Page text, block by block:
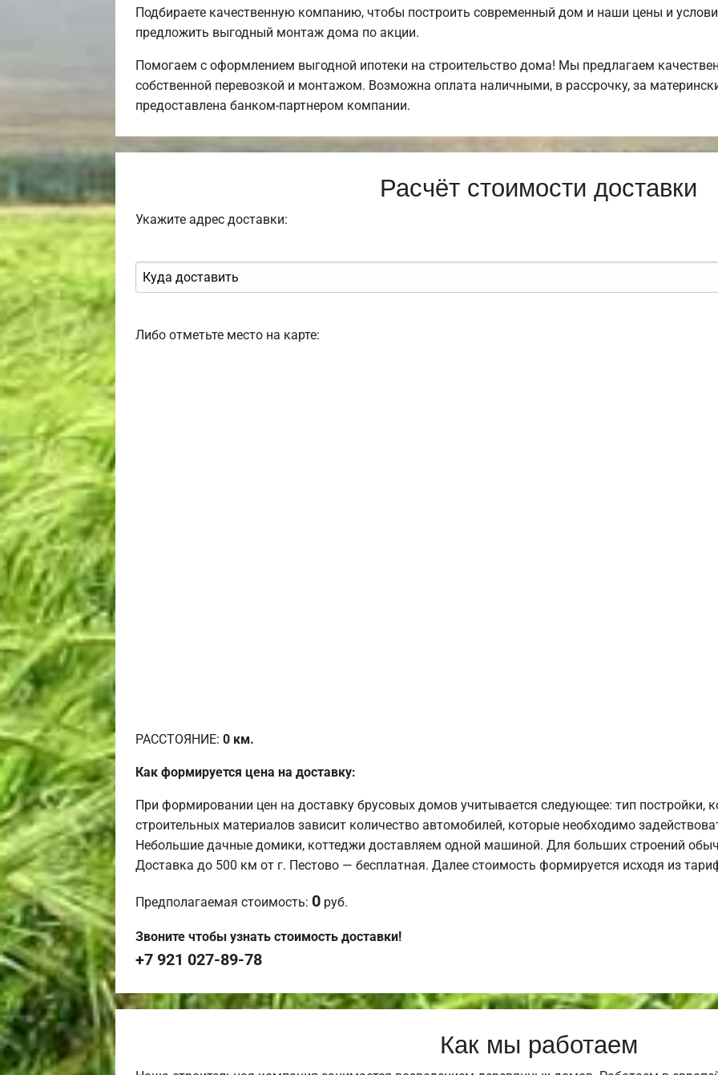
Подбираете качественную компанию, чтобы построить современный дом и наши цены и
предложить выгодный монтаж дома по акции.
Помогаем с оформлением выгодной ипотеки на строительство дома! Мы предлагаем
собственной перевозкой и монтажом. Возможна оплата наличными, в рассрочку, за
предоставлена банком-партнером компании.
Расчёт стоимости доставки
Укажите адрес доставки:
Либо отметьте место на карте:
РАССТОЯНИЕ: 0 км.
Как формируется цена на доставку:
При формировании цен на доставку брусовых домов учитывается следующее: тип постройки,
строительных материалов зависит количество автомобилей, которые необходимо
Небольшие дачные домики, коттеджи доставляем одной машиной. Для больших строений
Доставка до 500 км от г. Пестово — бесплатная. Далее стоимость формируется исходя из
Предполагаемая стоимость: 0 руб.
Звоните чтобы узнать стоимость доставки!
+7 921 027-89-78
Как мы работаем